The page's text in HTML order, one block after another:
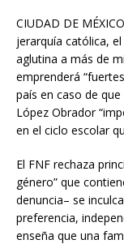
CIUDAD DE
jerarquía católica,
aglutina a más de
emprenderá
país en caso de
López Obrador
en el ciclo escolar
El FNF rechaza
género” que
denuncia– se
preferencia,
enseña que una